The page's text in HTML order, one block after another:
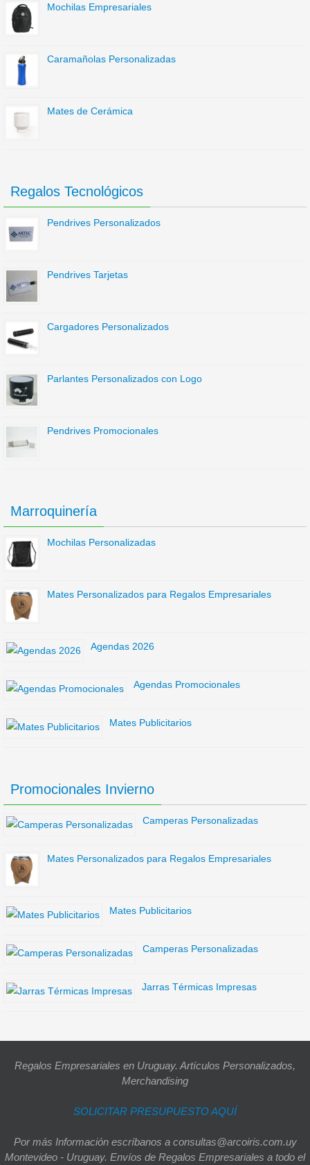
Mochilas Empresariales
Caramañolas Personalizadas
Mates de Cerámica
Regalos Tecnológicos
Pendrives Personalizados
Pendrives Tarjetas
Cargadores Personalizados
Parlantes Personalizados con Logo
Pendrives Promocionales
Marroquinería
Mochilas Personalizadas
Mates Personalizados para Regalos Empresariales
Agendas 2026
Agendas Promocionales
Mates Publicitarios
Promocionales Invierno
Camperas Personalizadas
Mates Personalizados para Regalos Empresariales
Mates Publicitarios
Camperas Personalizadas
Jarras Térmicas Impresas
Regalos Empresariales en Uruguay. Artículos Personalizados,
Merchandising
SOLICITAR PRESUPUESTO AQUÍ
Por más Información escríbanos a consultas@arcoiris.com.uy
Montevideo - Uruguay. Envíos de Regalos Empresariales a todo el